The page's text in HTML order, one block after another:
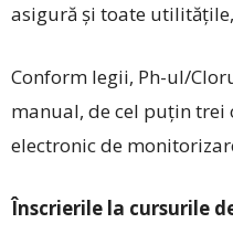
asigură și toate
Conform legii, Ph-ul/
manual, de cel puțin trei
electronic de
Înscrierile la cursurile